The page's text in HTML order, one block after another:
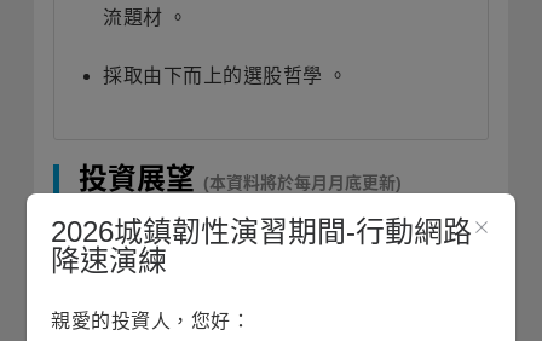
流題材 。
採取由下而上的選股哲學 。
投資展望 (本資料將於每月月底更新)
日本國內經濟經歷
環，日本官方促成長政策有潛力進一步提升
2026城鎮韌性演習期間-行動網路
降速演練
親愛的投資人，您好：